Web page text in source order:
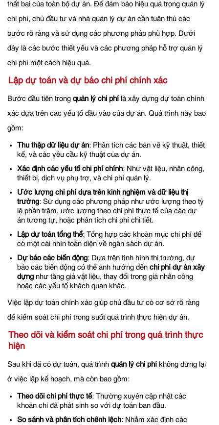
thất bại của toàn bộ dự án. Để đảm bảo hiệu quả trong quản lý
chi phí, chủ đầu tư và nhà quản lý dự án cần tuân thủ các
bước rõ ràng và sử dụng các phương pháp phù hợp. Dưới
đây là các bước thiết yếu và các phương pháp hỗ trợ quản lý
chi phí một cách hiệu quả.
Lập dự toán và dự báo chi phí chính xác
Bước đầu tiên trong quản lý chi phí là xây dựng dự toán chính
xác dựa trên các yếu tố đầu vào của dự án. Quá trình này bao
gồm:
Thu thập dữ liệu dự án: Phân tích các bản vẽ kỹ thuật, thiết
kế, và các yêu cầu kỹ thuật của dự án.
Xác định các yếu tố chi phí chính: Như vật liệu, nhân công,
thiết bị, dịch vụ phụ trợ, và chi phí quản lý.
Ước lượng chi phí dựa trên kinh nghiệm và dữ liệu thị
trường: Sử dụng các phương pháp như ước lượng theo tỷ
lệ phần trăm, ước lượng theo chi phí thực tế của các dự
án tương tự, hoặc phân tích chi phí chi tiết.
Lập dự toán tổng thể: Tổng hợp các khoản mục chi phí để
có một cái nhìn toàn diện về ngân sách dự án.
Dự báo các biến động: Dựa trên tình hình thị trường, dự
báo các biến động có thể ảnh hưởng đến chi phí dự án xây
dựng như tăng giá vật liệu, thay đổi trong giá nhân công
hoặc các yếu tố khách quan khác.
Việc lập dự toán chính xác giúp chủ đầu tư có cơ sở rõ ràng
để kiểm soát chi phí trong suốt quá trình thực hiện dự án.
Theo dõi và kiểm soát chi phí trong quá trình thực
hiện
Sau khi đã có dự toán, quá trình quản lý chi phí không dừng lại
ở việc lập kế hoạch, mà còn bao gồm:
Theo dõi chi phí thực tế: Thường xuyên cập nhật các
khoản chi đã phát sinh so với dự toán ban đầu.
So sánh và phân tích chênh lệch: Nhằm xác định các